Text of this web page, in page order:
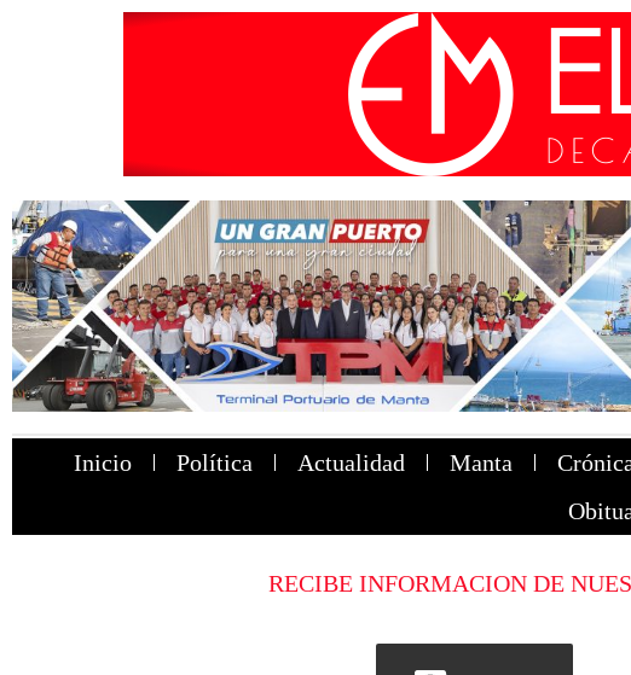
Inicio Política Actualidad Manta
RECIBE INFORMACION DE